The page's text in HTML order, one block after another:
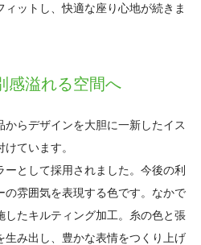
ットし、快適な座り心地が続きま
感溢れる空間へ
らデザインを大胆に一新したイス
ています。
として採用されました。今後の利
の雰囲気を表現する色です。なかで
したキルティング加工。糸の色と張
み出し、豊かな表情をつくり上げ